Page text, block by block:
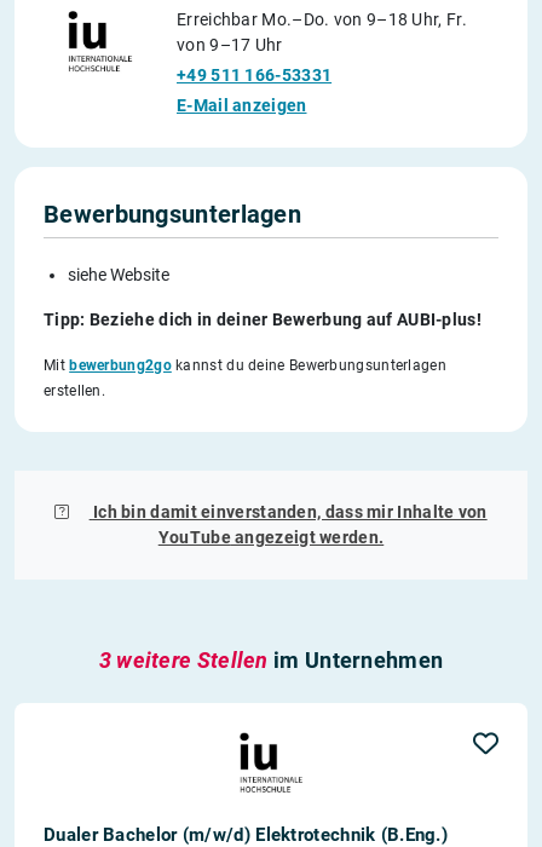
Erreichbar Mo.–Do. von 9–18 Uhr, Fr.
von 9–17 Uhr
+49 511 166-53331
E-Mail anzeigen
Bewerbungsunterlagen
siehe Website
Tipp: Beziehe dich in deiner Bewerbung auf AUBI-plus!
Mitbewerbung2gokannst du deine Bewerbungsunterlagen
erstellen.
Ich bin damit einverstanden, dass mir Inhalte von
YouTubeangezeigt werden.
3 weitere Stellen im Unternehmen
Dualer Bachelor (m/w/d) Elektrotechnik (B.Eng.)